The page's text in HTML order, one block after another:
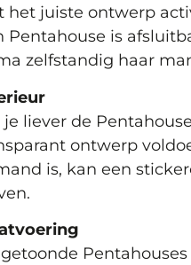
het juiste ontwerp
Pentahouse is
zelfstandig haar
liever de
ontwerp
is, kan een